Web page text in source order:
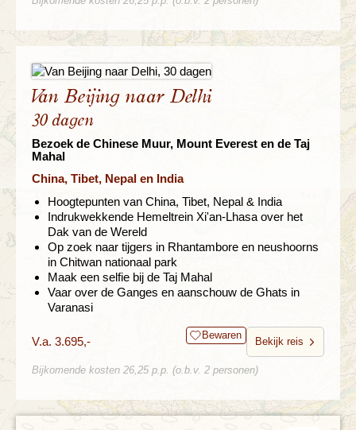
Van Beijing naar Delhi
30 dagen
Bezoek de Chinese Muur, Mount Everest en de Taj
Mahal
China, Tibet, Nepal en India
Hoogtepunten van China, Tibet, Nepal & India
Indrukwekkende Hemeltrein Xi'an-Lhasa over het
Dak van de Wereld
Op zoek naar tijgers in Rhantambore en neushoorns
in Chitwan nationaal park
Maak een selfie bij de Taj Mahal
Vaar over de Ganges en aanschouw de Ghats in
Varanasi
V.a. 3.695,- Bewaren
Bekijk reis
Bijkomende kosten 26,25 p.p. (o.b.v. 2 personen)